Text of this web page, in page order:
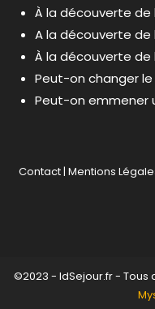
À la découverte de
A la découverte
À la découverte de
Peut-on changer le
Peut-on emmener
Contact|Mentions
©2023 - IdSejour.fr - Tous